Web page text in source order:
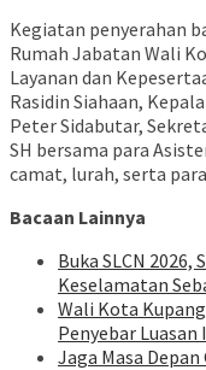
Kegiatan penyerahan
Rumah Jabatan Wali
Layanan dan
Rasidin Siahaan,
Peter Sidabutar,
SH bersama para
camat, lurah, serta
Bacaan Lainnya
Buka SLCN 2026,
Keselamatan
Wali Kota
Penyebar
Jaga Masa